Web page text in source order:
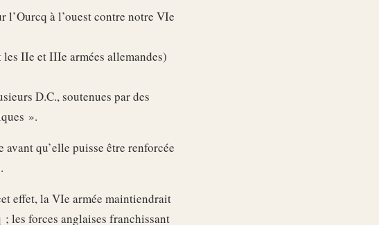
l’Ourcq à l’ouest contre notre VIe
IIe et IIIe armées allemandes)
D.C., soutenues par des
».
qu’elle puisse être renforcée
effet, la VIe armée maintiendrait
les forces anglaises franchissant